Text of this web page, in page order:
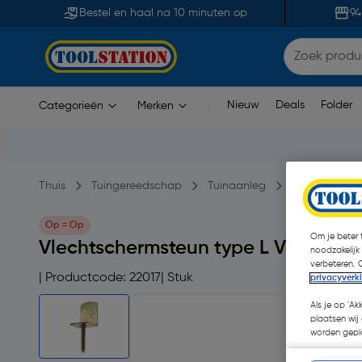
Bestel en haal na 10 minuten op
Categorieën Merken Nieuw Deals Folder
Thuis Tuingereedschap Tuinaanleg Paalhouders
Op = Op
Vlechtschermsteun type L Verzinkt
| Productcode: 22017 | Stuk
Om je beter
verbeteren.
Als je op
plaatsen wij
worden